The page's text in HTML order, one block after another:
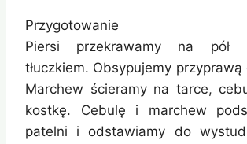
Przygotowanie
Piersi przekrawamy na pół
tłuczkiem. Obsypujemy
Marchew ścieramy na tarce,
kostkę. Cebulę i marchew
patelni i odstawiamy do